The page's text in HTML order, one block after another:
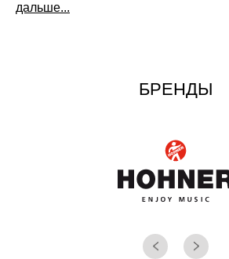
дальше...
БРЕНДЫ